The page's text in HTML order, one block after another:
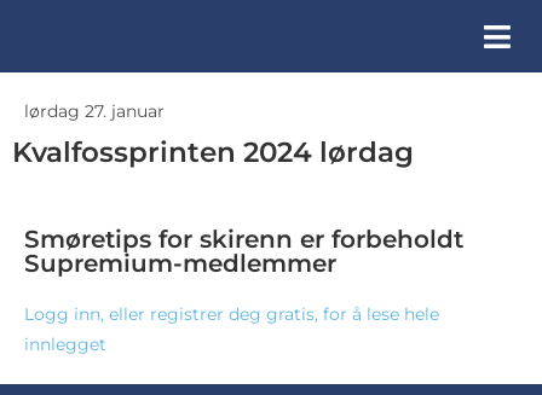
lørdag 27. januar
Kvalfossprinten 2024 lørdag
Smøretips for skirenn er forbeholdt
Supremium-medlemmer
Logg inn, eller registrer deg gratis, for å lese hele
innlegget